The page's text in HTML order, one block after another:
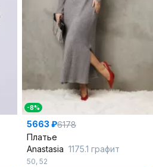
-8%
5663 ₽6178
Платье
Anastasia 1175.1 графит
50, 52